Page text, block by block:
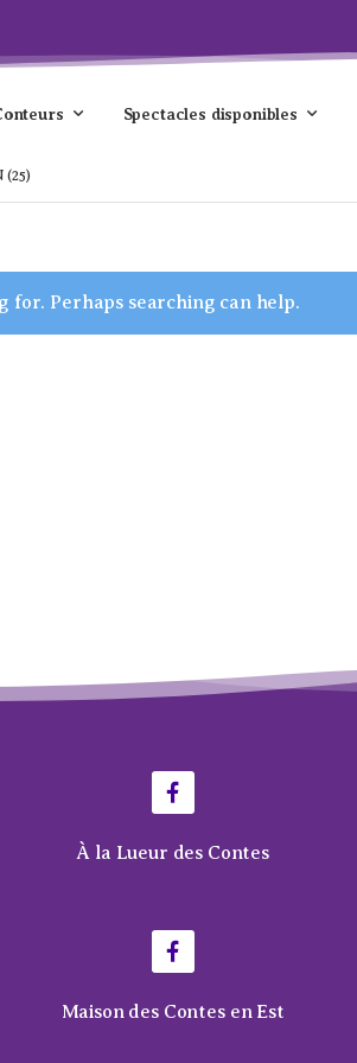
Spectacles disponibles
(25)
for. Perhaps searching can help.
À la Lueur des Contes
Maison des Contes en Est